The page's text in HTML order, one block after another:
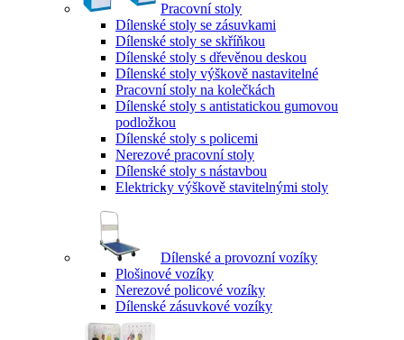
Pracovní stoly
Dílenské stoly se zásuvkami
Dílenské stoly se skříňkou
Dílenské stoly s dřevěnou deskou
Dílenské stoly výškově nastavitelné
Pracovní stoly na kolečkách
Dílenské stoly s antistatickou gumovou
podložkou
Dílenské stoly s policemi
Nerezové pracovní stoly
Dílenské stoly s nástavbou
Elektricky výškově stavitelnými stoly
Dílenské a provozní vozíky
Plošinové vozíky
Nerezové policové vozíky
Dílenské zásuvkové vozíky